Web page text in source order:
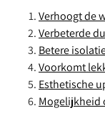
Verhoogt de
Verbeterde
Betere
Voorkomt
Esthetische
Mogelijkheid